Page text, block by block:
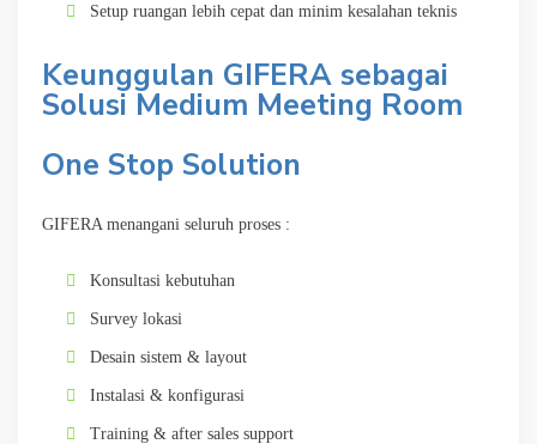
Setup ruangan lebih cepat dan minim kesalahan teknis
Keunggulan GIFERA sebagai
Solusi Medium Meeting Room
One Stop Solution
GIFERA menangani seluruh proses :
Konsultasi kebutuhan
Survey lokasi
Desain sistem & layout
Instalasi & konfigurasi
Training & after sales support